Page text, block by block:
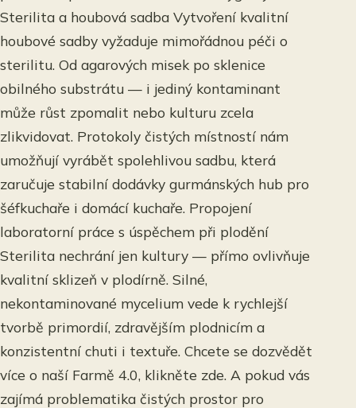
Sterilita a houbová sadba Vytvoření kvalitní
houbové sadby vyžaduje mimořádnou péči o
sterilitu. Od agarových misek po sklenice
obilného substrátu — i jediný kontaminant
může růst zpomalit nebo kulturu zcela
zlikvidovat. Protokoly čistých místností nám
umožňují vyrábět spolehlivou sadbu, která
zaručuje stabilní dodávky gurmánských hub pro
šéfkuchaře i domácí kuchaře. Propojení
laboratorní práce s úspěchem při plodění
Sterilita nechrání jen kultury — přímo ovlivňuje
kvalitní sklizeň v plodírně. Silné,
nekontaminované mycelium vede k rychlejší
tvorbě primordií, zdravějším plodnicím a
konzistentní chuti i textuře. Chcete se dozvědět
více o naší Farmě 4.0, klikněte zde. A pokud vás
zajímá problematika čistých prostor pro